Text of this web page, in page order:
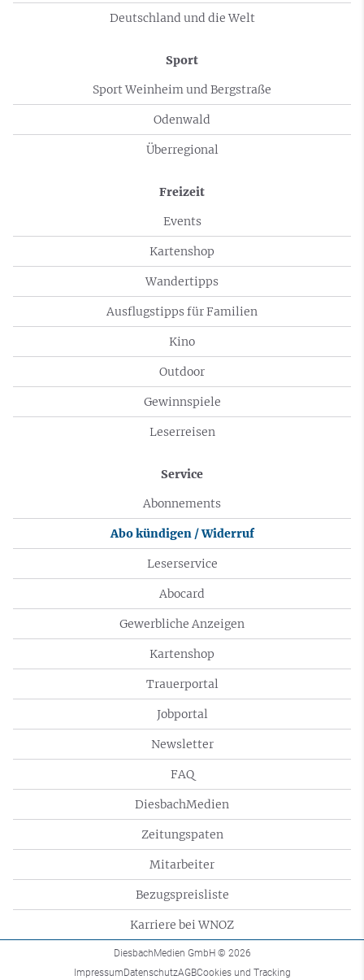
Deutschland und die Welt
Sport
Sport Weinheim und Bergstraße
Odenwald
Überregional
Freizeit
Events
Kartenshop
Wandertipps
Ausflugstipps für Familien
Kino
Outdoor
Gewinnspiele
Leserreisen
Service
Abonnements
Abo kündigen / Widerruf
Leserservice
Abocard
Gewerbliche Anzeigen
Kartenshop
Trauerportal
Jobportal
Newsletter
FAQ
DiesbachMedien
Zeitungspaten
Mitarbeiter
Bezugspreisliste
Karriere bei WNOZ
DiesbachMedien GmbH © 2026
ImpressumDatenschutzAGBCookies und Tracking